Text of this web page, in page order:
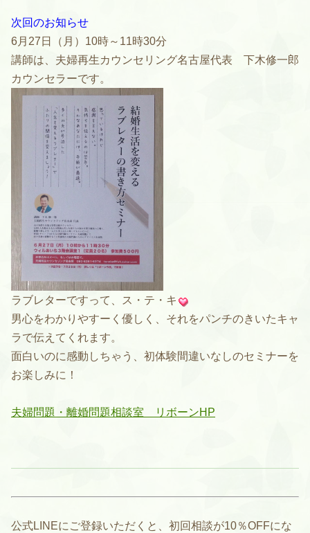
次回のお知らせ
6月27日（月）10時～11時30分
講師は、夫婦再生カウンセリング名古屋代表 下木修一郎
カウンセラーです。
ラブレターですって、ス・テ・キ
男心をわかりやすーく優しく、それをパンチのきいたキャ
ラで伝えてくれます。
面白いのに感動しちゃう、初体験間違いなしのセミナーを
お楽しみに！
夫婦問題・離婚問題相談室 リボーンHP
公式LINEにご登録いただくと、初回相談が10％OFFにな